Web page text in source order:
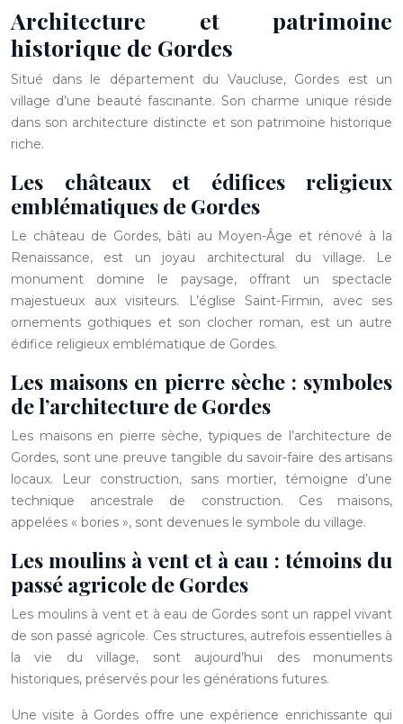
Architecture et patrimoine
historique de Gordes
Situé dans le département du Vaucluse, Gordes est un
village d’une beauté fascinante. Son charme unique réside
dans son architecture distincte et son patrimoine historique
riche.
Les châteaux et édifices religieux
emblématiques de Gordes
Le château de Gordes, bâti au Moyen-Âge et rénové à la
Renaissance, est un joyau architectural du village. Le
monument domine le paysage, offrant un spectacle
majestueux aux visiteurs. L’église Saint-Firmin, avec ses
ornements gothiques et son clocher roman, est un autre
édifice religieux emblématique de Gordes.
Les maisons en pierre sèche : symboles
de l’architecture de Gordes
Les maisons en pierre sèche, typiques de l’architecture de
Gordes, sont une preuve tangible du savoir-faire des artisans
locaux. Leur construction, sans mortier, témoigne d’une
technique ancestrale de construction. Ces maisons,
appelées « bories », sont devenues le symbole du village.
Les moulins à vent et à eau : témoins du
passé agricole de Gordes
Les moulins à vent et à eau de Gordes sont un rappel vivant
de son passé agricole. Ces structures, autrefois essentielles à
la vie du village, sont aujourd’hui des monuments
historiques, préservés pour les générations futures.
Une visite à Gordes offre une expérience enrichissante qui